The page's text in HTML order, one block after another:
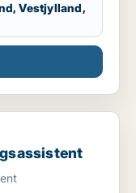
Vestjylland,